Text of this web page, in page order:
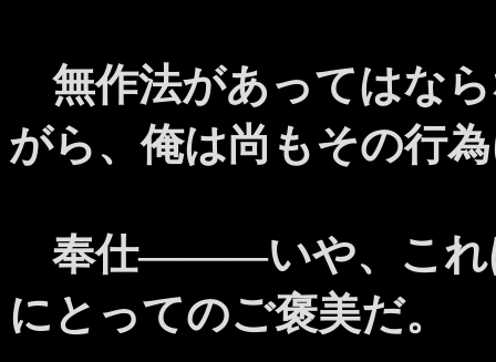
無作法があってはな
がら、俺は尚もその行
奉仕―――いや、これ
にとってのご褒美だ。